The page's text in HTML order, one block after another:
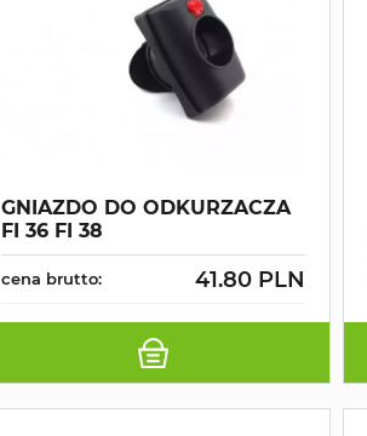
GNIAZDO DO ODKURZACZA
FI 36 FI 38
cena brutto: 41.80 PLN